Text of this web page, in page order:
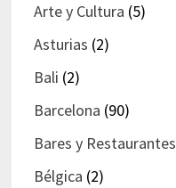
Arte y Cultura (5)
Asturias (2)
Bali (2)
Barcelona (90)
Bares y Restaurantes
Bélgica (2)